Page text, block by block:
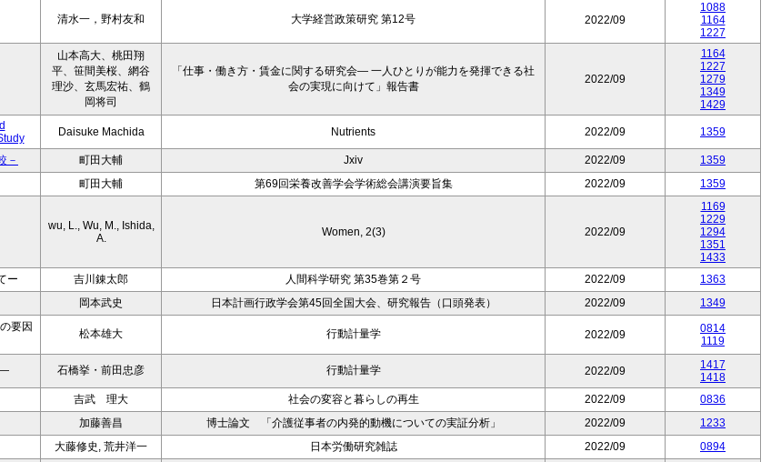
清水一，野村友和 大学経営政策研究 第12号 2022/09
1088
1164
1227
山本高大、桃田翔
平、笹間美桜、網谷
理沙、玄馬宏祐、鶴
岡将司
「仕事・働き方・賃金に関する研究会― 一人ひとりが能力を発揮できる社
会の実現に向けて」報告書
2022/09
1164
1227
1279
1349
1429
Daisuke Machida Nutrients 2022/09 1359
－ 町田大輔 Jxiv 2022/09
1359
町田大輔 第69回栄養改善学会学術総会講演要旨集 2022/09 1359
wu, L., Wu, M., Ishida,
A.
Women, 2(3) 2022/09
1169
1229
1294
1351
1433
ー
吉川錬太郎 人間科学研究 第35巻第２号 2022/09
1363
岡本武史 日本計画行政学会第45回全国大会、研究報告（口頭発表） 2022/09
1349
要因
松本雄大 行動計量学 2022/09
0814
1119
石橋挙・前田忠彦 行動計量学 2022/09
1417
1418
吉武 理大 社会の変容と暮らしの再生 2022/09
0836
加藤善昌 博士論文 「介護従事者の内発的動機についての実証分析」 2022/09
1233
大藤修史, 荒井洋一 日本労働研究雑誌 2022/09 0894